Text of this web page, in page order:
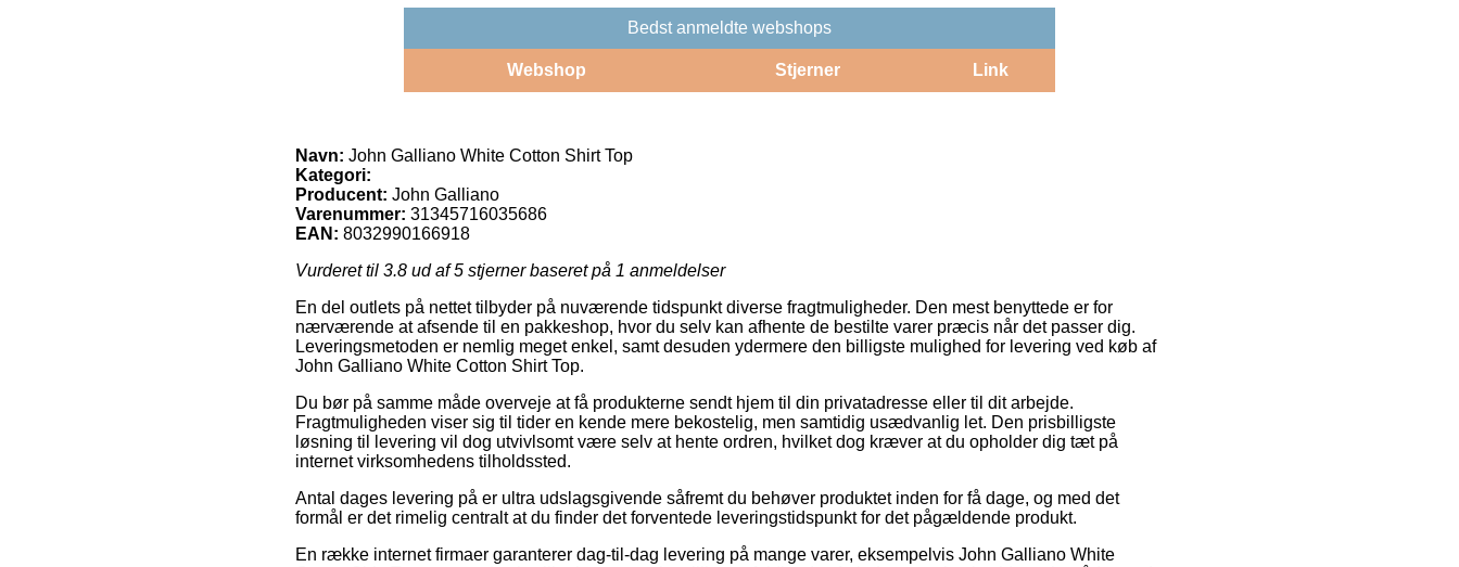
Bedst anmeldte webshops
Webshop Stjerner Link
Navn: John Galliano White Cotton Shirt Top
Kategori:
Producent: John Galliano
Varenummer: 31345716035686
EAN: 8032990166918
Vurderet til 3.8 ud af 5 stjerner baseret på 1 anmeldelser
En del outlets på nettet tilbyder på nuværende tidspunkt diverse fragtmuligheder. Den mest benyttede er for
nærværende at afsende til en pakkeshop, hvor du selv kan afhente de bestilte varer præcis når det passer dig.
Leveringsmetoden er nemlig meget enkel, samt desuden ydermere den billigste mulighed for levering ved køb af
John Galliano White Cotton Shirt Top.
Du bør på samme måde overveje at få produkterne sendt hjem til din privatadresse eller til dit arbejde.
Fragtmuligheden viser sig til tider en kende mere bekostelig, men samtidig usædvanlig let. Den prisbilligste
løsning til levering vil dog utvivlsomt være selv at hente ordren, hvilket dog kræver at du opholder dig tæt på
internet virksomhedens tilholdssted.
Antal dages levering på er ultra udslagsgivende såfremt du behøver produktet inden for få dage, og med det
formål er det rimelig centralt at du finder det forventede leveringstidspunkt for det pågældende produkt.
En række internet firmaer garanterer dag-til-dag levering på mange varer, eksempelvis John Galliano White